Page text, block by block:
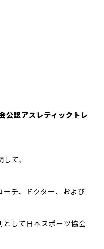
公認アスレティックトレ
て、
ーチ、ドクター、および
として日本スポーツ協会